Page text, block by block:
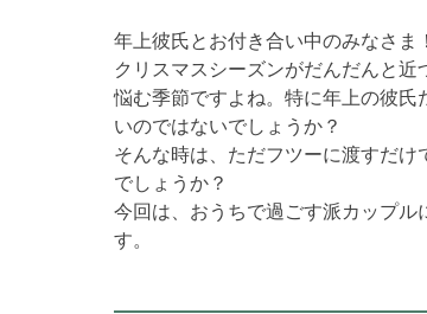
年上彼氏とお付き合い中のみなさま！
クリスマスシーズンがだんだんと
悩む季節ですよね。特に年上の彼
いのではないでしょうか？
そんな時は、ただフツーに渡すだ
でしょうか？
今回は、おうちで過ごす派カップル
す。